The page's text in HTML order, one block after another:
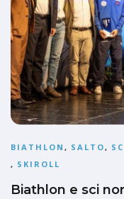
BIATHLON , SALTO,
, SKIROLL
Biathlon e sci